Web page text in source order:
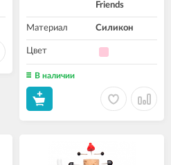
Friends
Материал Силикон
Цвет
В наличии